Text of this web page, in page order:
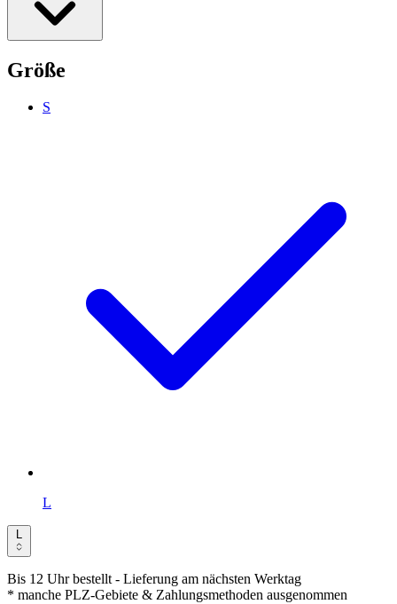
Größe
S
L
L
Bis 12 Uhr bestellt- Lieferung am nächsten Werktag
* manche PLZ-Gebiete & Zahlungsmethoden ausgenommen